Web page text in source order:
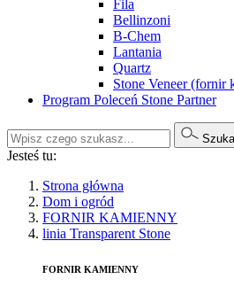
Fila
Bellinzoni
B-Chem
Lantania
Quartz
Stone Veneer (fornir
Program Poleceń Stone Partner
Jesteś tu:
Strona główna
Dom i ogród
FORNIR KAMIENNY
linia Transparent Stone
FORNIR KAMIENNY